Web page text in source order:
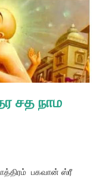
சத நாம
பகவான் ஸ்ரீ